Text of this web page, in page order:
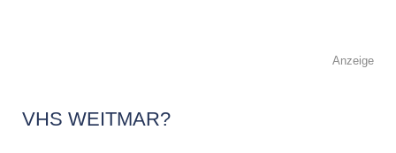
Anzeige
VHS WEITMAR?